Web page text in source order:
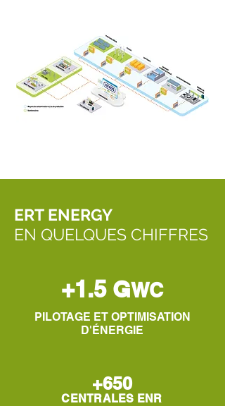
ERT ENERGY
EN QUELQUES CHIFFRES
+1.5 GWC
PILOTAGE ET OPTIMISATION
D'ÉNERGIE
+650
CENTRALES ENR